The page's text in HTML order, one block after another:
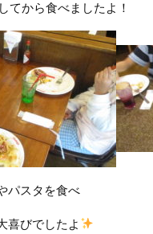
てから食べましたよ！
パスタを食べ
喜びでしたよ